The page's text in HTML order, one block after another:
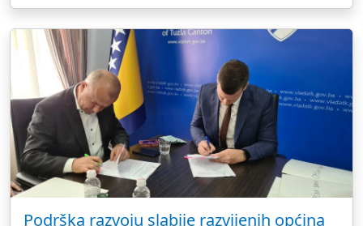
Podrška razvoju slabije razvijenih općina